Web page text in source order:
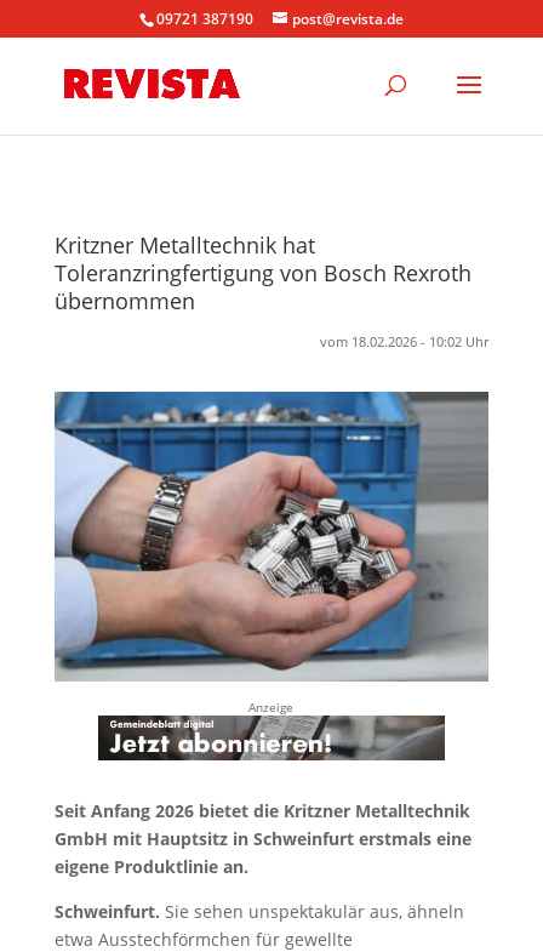
09721 387190 post@revista.de
Kritzner Metalltechnik hat
Toleranzringfertigung von Bosch Rexroth
übernommen
vom 18.02.2026 - 10:02 Uhr
Anzeige
Seit Anfang 2026 bietet die Kritzner Metalltechnik
GmbH mit Hauptsitz in Schweinfurt erstmals eine
eigene Produktlinie an.
Schweinfurt. Sie sehen unspektakulär aus, ähneln
etwa Ausstechförmchen für gewellte